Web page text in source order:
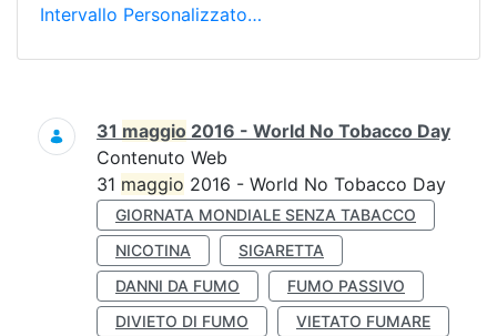
Intervallo Personalizzato…
Ricerca
31 maggio 2016 - World No Tobacco Day
Contenuto Web
31 maggio 2016 - World No Tobacco Day
GIORNATA MONDIALE SENZA TABACCO
NICOTINA
SIGARETTA
DANNI DA FUMO
FUMO PASSIVO
DIVIETO DI FUMO
VIETATO FUMARE